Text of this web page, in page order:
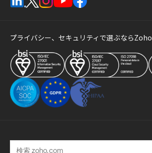
プライバシー、セキュリティで選ぶならZoho